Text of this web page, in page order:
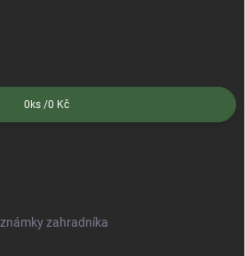
0 ks /0 Kč
zahradníka